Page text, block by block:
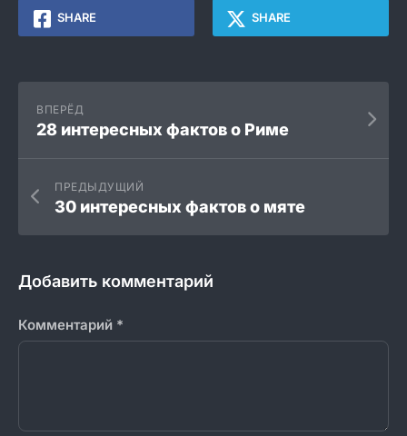
SHARE SHARE
ВПЕРЁД
28 интересных фактов о Риме
ПРЕДЫДУЩИЙ
30 интересных фактов о мяте
Добавить комментарий
Комментарий *